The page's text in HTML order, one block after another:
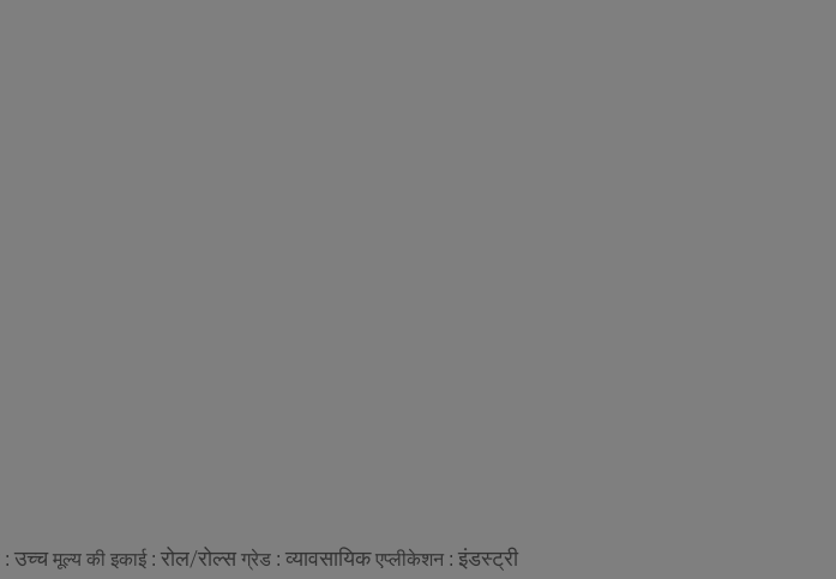
: उच्च मूल्य की इकाई : रोल/रोल्स ग्रेड : व्यावसायिक एप्लीकेशन : इंडस्ट्री